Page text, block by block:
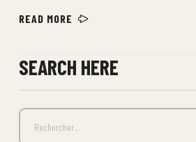
READ MORE
SEARCH HERE